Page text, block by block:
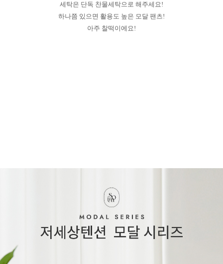
세탁은 단독 찬물세탁으로 해주세요!
하나쯤 있으면 활용도 높은 모달 팬츠!
아주 찰떡이에요!